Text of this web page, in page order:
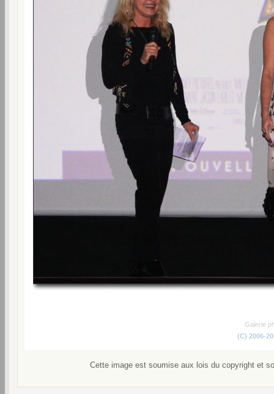
Galerie
(C) 2006-
Cette image est soumise aux lois du copyright et